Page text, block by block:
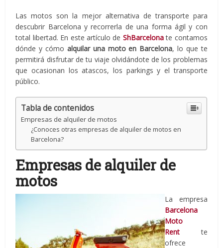
Las motos son la mejor alternativa de transporte para
descubrir Barcelona y recorrerla de una forma ágil y con
total libertad. En este artículo de ShBarcelonate contamos
dónde y cómo alquilar una moto en Barcelona, lo que te
permitirá disfrutar de tu viaje olvidándote de los problemas
que ocasionan los atascos, los parkings y el transporte
público.
Tabla de contenidos
Empresas de alquiler de motos
¿Conoces otras empresas de alquiler de motos en
Barcelona?
Empresas de alquiler de
motos
La empresa
Barcelona
Moto
Rent te
ofrece